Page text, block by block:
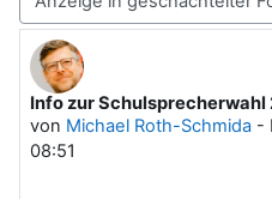
Anzeigemodus
Info zur Schulsprecherwahl
von Michael Roth-Schmida -
08:51
Anzahl Antworten: 0